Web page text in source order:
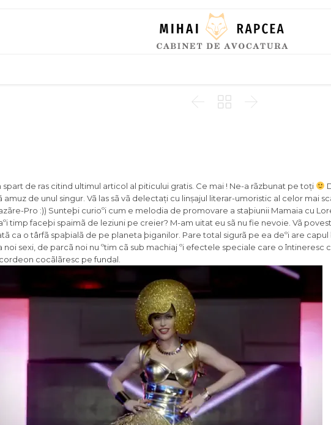
  
spart de ras citind ultimul articol al piticului gratis. Ce mai ! Ne-a rãzbunat pe toți
de unul singur. Vã las sã vã delectați cu linșajul literar-umoristic al celor mai
Pro :)) Sunteþi curioºi cum e melodia de promovare a staþiunii Mamaia cu
timp faceþi spaimã de leziuni pe creier? M-am uitat eu sã nu fie nevoie. Vã
ca o târfã spaþialã de pe planeta þiganilor. Pare total sigurã pe ea deºi are
sexi, de parcã noi nu ºtim cã sub machiaj ºi efectele speciale care o întineresc
cocãlãresc pe fundal.